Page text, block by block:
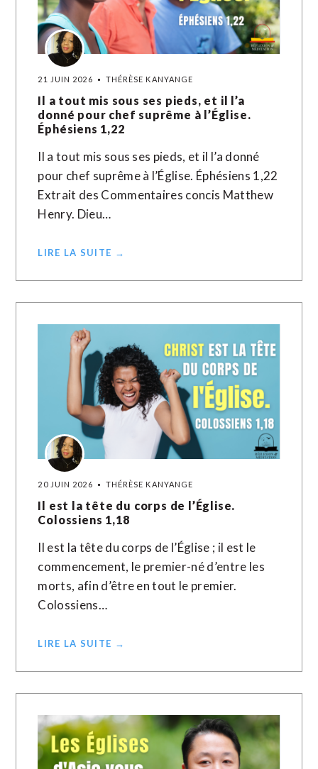
21 JUIN 2026 THÉRÈSE KANYANGE
Il a tout mis sous ses pieds, et il l’a
donné pour chef suprême à l’Église.
Éphésiens 1,22
Il a tout mis sous ses pieds, et il l’a donné
pour chef suprême à l’Église. Éphésiens 1,22
Extrait des Commentaires concis Matthew
Henry. Dieu…
LIRE LA SUITE →
20 JUIN 2026 THÉRÈSE KANYANGE
Il est la tête du corps de l’Église.
Colossiens 1,18
Il est la tête du corps de l’Église ; il est le
commencement, le premier-né d’entre les
morts, afin d’être en tout le premier.
Colossiens…
LIRE LA SUITE →